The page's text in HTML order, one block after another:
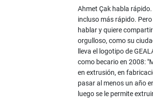
Ahmet Çak habla
incluso más rápido.
hablar y quiere
orgulloso, como su
lleva el logotipo de
como becario en 2008:
en extrusión, en
pasar al menos un año
luego se le permite